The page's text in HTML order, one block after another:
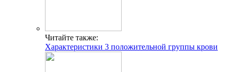
Читайте также:
Характеристики 3 положительной группы крови